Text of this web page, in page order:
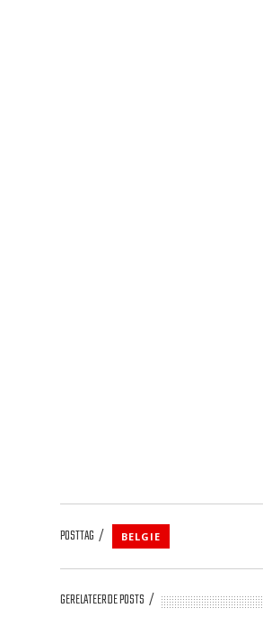
POSTTAG BELGIE
GERELATEERDE POSTS